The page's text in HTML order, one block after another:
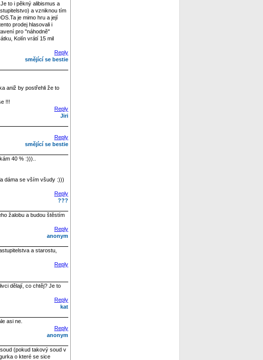
to i pěkný alibismus a
a vzniknou tím
je mimo hru a její
prodej hlasovali i
pro "náhodně"
Kolín vrátí 15 mil
Reply
smějící se bestie
aniž by postřehli že to
!!!
Reply
Jiri
Reply
smějící se bestie
40 % :)))..
dáma se vším všudy :)))
Reply
???
žalobu a budou štěstím
Reply
anonym
a starostu,
Reply
dělají, co chtěj? Je to
Reply
kat
asi ne.
Reply
anonym
(pokud takový soud v
o které se sice